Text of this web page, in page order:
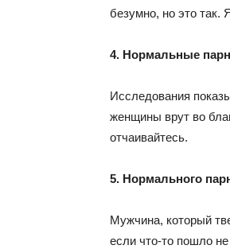
безумно, но это так.
4. Нормальные
Исследования
женщины врут во
отчаивайтесь.
5. Нормального
Мужчина, который
если что-то пошло